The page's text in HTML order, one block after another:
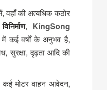
वहाँ की अत्यधिक कठोर
, KingSong
में कई वर्षों के अनुभव है,
सुरक्षा, दृढ़ता आदि की
कई मोटर वाहन आवेदन,